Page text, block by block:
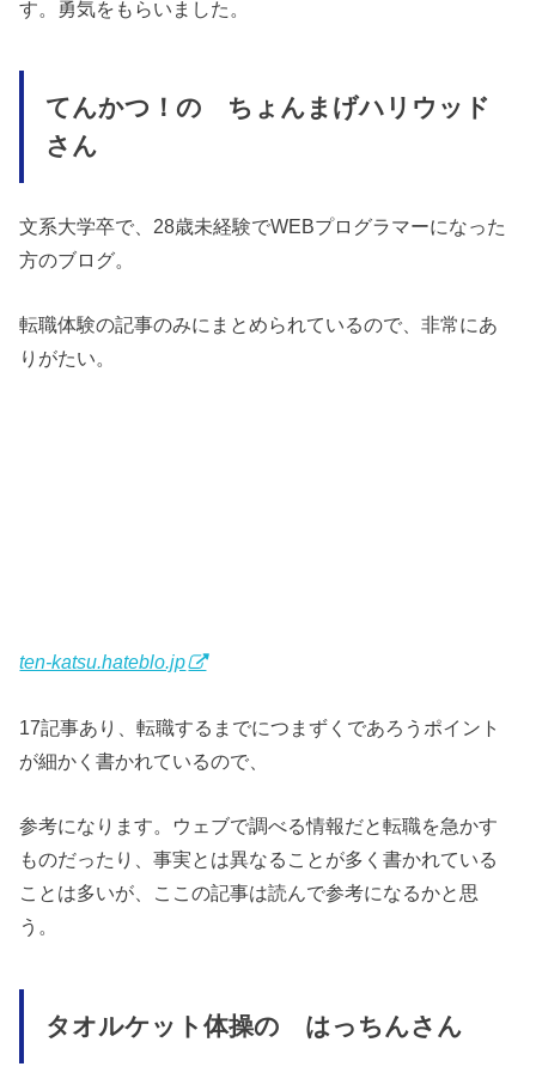
す。勇気をもらいました。
てんかつ！の ちょんまげハリウッド
さん
文系大学卒で、28歳未経験でWEBプログラマーになった
方のブログ。
転職体験の記事のみにまとめられているので、非常にあ
りがたい。
ten-katsu.hateblo.jp
17記事あり、転職するまでにつまずくであろうポイント
が細かく書かれているので、
参考になります。ウェブで調べる情報だと転職を急かす
ものだったり、事実とは異なることが多く書かれている
ことは多いが、ここの記事は読んで参考になるかと思
う。
タオルケット体操の はっちんさん